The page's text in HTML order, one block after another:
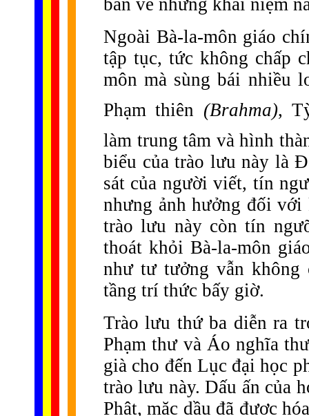
bàn về những khái niệm
Ngoài Bà-la-môn giáo
tập tục, tức không chấp
môn mà sùng bái nhiều
Phạm thiên (Brahma),
làm trung tâm và hình
biểu của trào lưu này là
sát của người viết, tín
nhưng ảnh hưởng đối
trào lưu này còn tín
thoát khỏi Bà-la-môn
như tư tưởng vẫn
tầng trí thức bấy giờ.
Trào lưu thứ ba diễn ra
Phạm thư và Áo nghĩa
già cho đến Lục đại học
trào lưu này. Dấu ấn của
Phật, mặc dầu đã được